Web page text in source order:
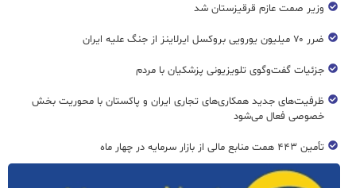
وزیر صمت عازم قرقیزستان شد
ضرر ۷۰ میلیون یورویی بروکسل ایرلاینز از جنگ علیه ایران
جزئیات گفت‌وگوی تلویزیونی پزشکیان با مردم
ظرفیت‌های جدید همکاری‌های تجاری ایران و پاکستان با محوریت بخش
خصوصی فعال می‌شود
تأمین ۴۴۳ همت منابع مالی از بازار سرمایه در چهار ماه